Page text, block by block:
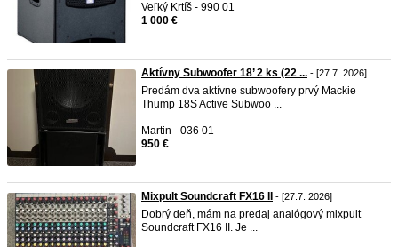
Veľký Krtíš - 990 01
1 000 €
Aktívny Subwoofer 18’ 2 ks (22 ... - [27.7. 2026]
Predám dva aktívne subwoofery prvý Mackie
Thump 18S Active Subwoo ...
Martin - 036 01
950 €
Mixpult Soundcraft FX16 II - [27.7. 2026]
Dobrý deň, mám na predaj analógový mixpult
Soundcraft FX16 II. Je ...